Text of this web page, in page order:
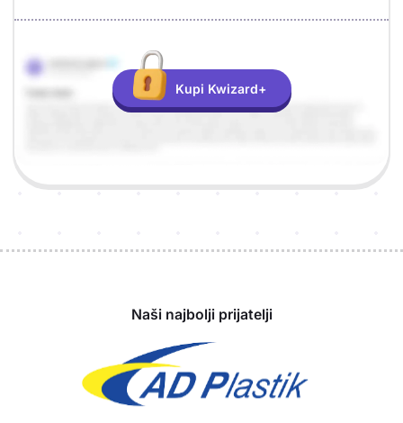
Odgovor
Objašnjenje
Kupi Kwizard+
Naši najbolji prijatelji